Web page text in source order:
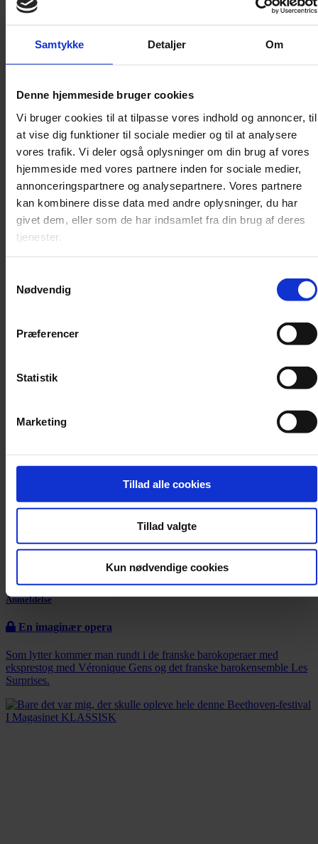
Samtykke Detaljer Om
Denne hjemmeside bruger cookies
Vi bruger cookies til at tilpasse vores indhold og annoncer, til
at vise dig funktioner til sociale medier og til at analysere
vores trafik. Vi deler også oplysninger om din brug af vores
hjemmeside med vores partnere inden for sociale medier,
annonceringspartnere og analysepartnere. Vores partnere
kan kombinere disse data med andre oplysninger, du har
givet dem, eller som de har indsamlet fra din brug af deres
tjenester.
Nødvendig
Præferencer
Statistik
Marketing
Tillad alle cookies
Tillad valgte
Kun nødvendige cookies
Kort, kompetent og kyndigt præsenterer Jonas Olesen den danske
Anmeldelse
En imaginær opera
Som lytter kommer man rundt i de franske barokoperaer med
eksprestog med Véronique Gens og det franske barokensemble Les
Surprises.